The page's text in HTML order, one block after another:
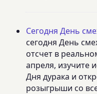
Сегодня День
сегодня День
отсчет в
апреля, изучите
Дня дурака и
розыгрыши со